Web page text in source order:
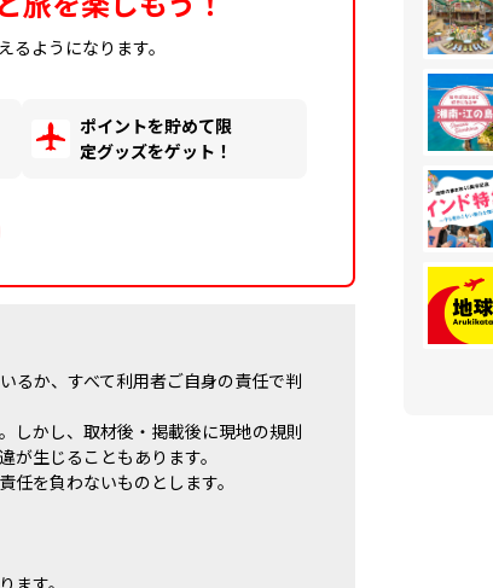
ようになります。
ポイントを貯めて限
定グッズをゲット！
るか、すべて利用者ご自身の責任で判
しかし、取材後・掲載後に現地の規則
生じることもあります。
を負わないものとします。
ます。